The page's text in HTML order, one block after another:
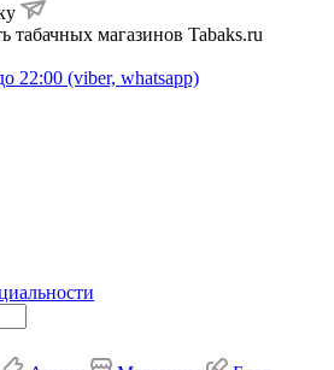
табачных магазинов Tabaks.ru
22:00 (viber, whatsapp)